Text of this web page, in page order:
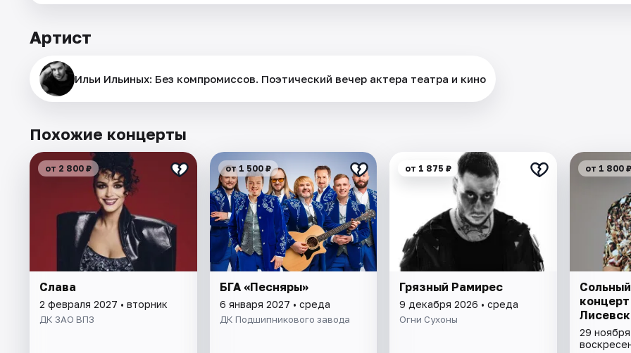
Артист
Ильи Ильиных: Без компромиссов. Поэтический вечер актера театра и кино
Похожие концерты
от 2 800 ₽
Слава
2 февраля 2027 • вторник
ДК ЗАО ВПЗ
от 1 500 ₽
БГА «Песняры»
6 января 2027 • среда
ДК Подшипникового завода
от 1 875 ₽
Грязный Рамирес
9 декабря 2026 • среда
Огни Сухоны
от 1 800 ₽
29